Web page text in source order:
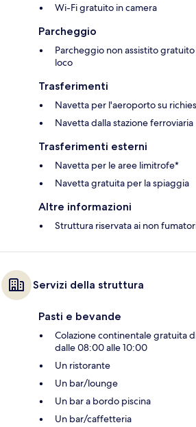
Wi-Fi gratuito in camera
Parcheggio
Parcheggio non assistito
loco
Trasferimenti
Navetta per l'aeroporto su
Navetta dalla stazione ferroviaria
Trasferimenti esterni
Navetta per le aree limitrofe*
Navetta gratuita per la spiaggia
Altre informazioni
Struttura riservata ai non
Servizi della struttura
Pasti e bevande
Colazione continentale gratuita
dalle 08:00 alle 10:00
Un ristorante
Un bar/lounge
Un bar a bordo piscina
Un bar/caffetteria